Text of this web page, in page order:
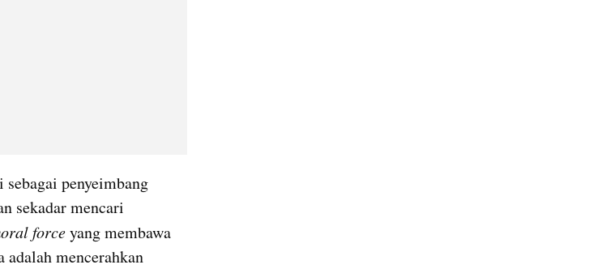
penyeimbang
sekadar mencari
force yang membawa
mencerahkan